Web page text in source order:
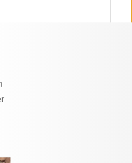
storage
and other